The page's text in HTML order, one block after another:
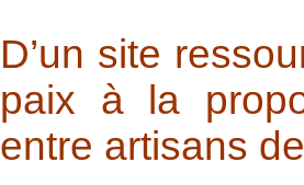
D’un site
paix à la
entre artisans